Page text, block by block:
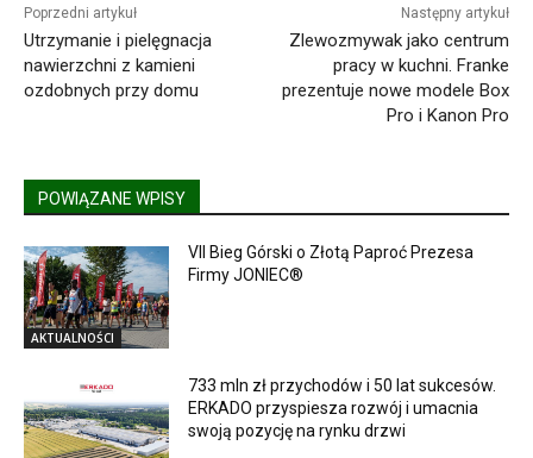
Poprzedni artykuł
Utrzymanie i pielęgnacja
nawierzchni z kamieni
ozdobnych przy domu
Następny artykuł
Zlewozmywak jako centrum
pracy w kuchni. Franke
prezentuje nowe modele Box
Pro i Kanon Pro
POWIĄZANE WPISY
AKTUALNOŚCI
VII Bieg Górski o Złotą Paproć Prezesa
Firmy JONIEC®
733 mln zł przychodów i 50 lat sukcesów.
ERKADO przyspiesza rozwój i umacnia
swoją pozycję na rynku drzwi